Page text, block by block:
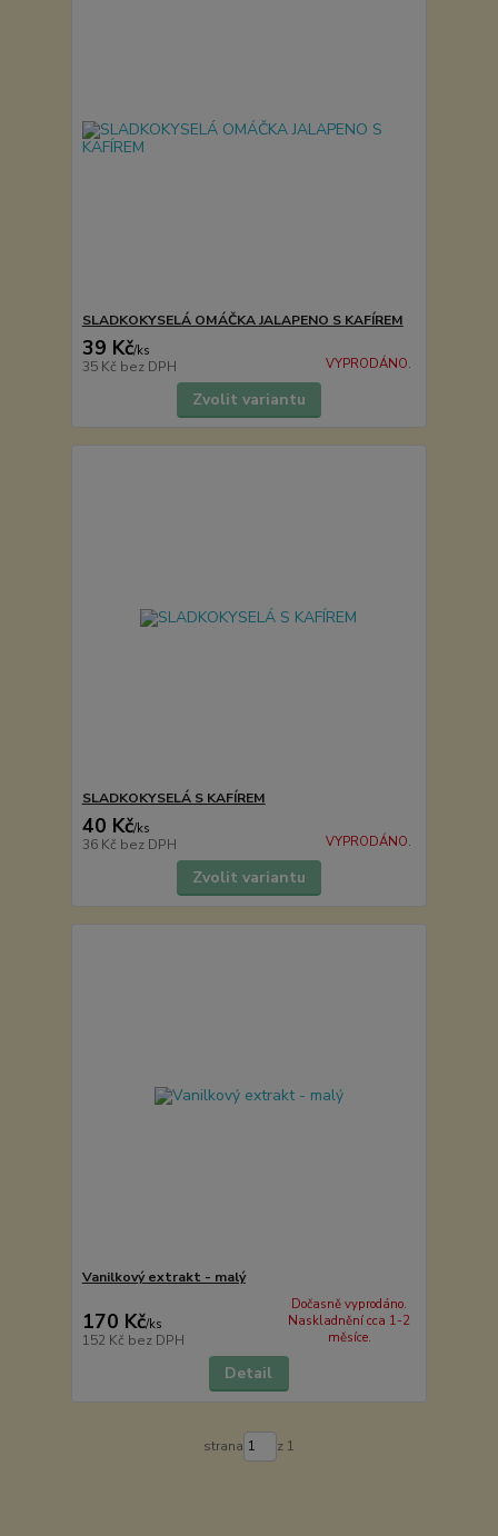
SLADKOKYSELÁ OMÁČKA JALAPENO S KAFÍREM
39 Kč/ks
35 Kč bez DPH VYPRODÁNO.
Zvolit variantu
SLADKOKYSELÁ S KAFÍREM
40 Kč/ks
36 Kč bez DPH VYPRODÁNO.
Zvolit variantu
Vanilkový extrakt - malý
170 Kč/ks
152 Kč bez DPH
Dočasně vyprodáno.
Naskladnění cca 1-2
měsíce.
Detail
strana z 1